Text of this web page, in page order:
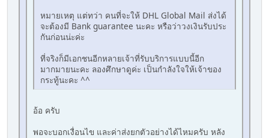
หมายเหตุ แต่ทว่า คนที่จะให้ DHL Global Mail ส่งได้
จะต้องมี Bank guarantee นะคะ หรือว่าวงเงินรับประ
กันก่อนน่ะค่ะ
ที่จริงก็มีเอกชนอีกหลายเจ้าที่รับบริการแบบนี้อีก
มากมายนะคะ ลองศึกษาดูค่ะ เป็นกำลังใจให้เจ้าของ
กระทู้นะคะ ^^
อ้อ ครับ
พอจะบอกเงื่อนไข และค่าส่งยกตัวอย่างได้ไหมครับ หลัง